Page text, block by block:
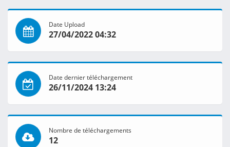
Date Upload
27/04/2022 04:32
Date dernier téléchargement
26/11/2024 13:24
Nombre de téléchargements
12